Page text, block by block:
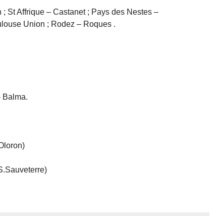
St Affrique – Castanet ; Pays des Nestes –
Union ; Rodez – Roques .
Balma.